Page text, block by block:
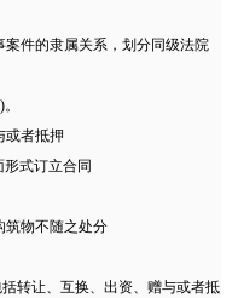
案件的隶属关系，划分同级法院
或者抵押
式订立合同
筑物不随之处分
转让、互换、出资、赠与或者抵